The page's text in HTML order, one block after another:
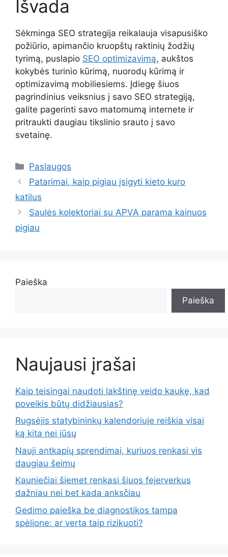
Išvada
Sėkminga SEO strategija reikalauja visapusiško
požiūrio, apimančio kruopštų raktinių žodžių
tyrimą, puslapio SEO optimizavimą, aukštos
kokybės turinio kūrimą, nuorodų kūrimą ir
optimizavimą mobiliesiems. Įdiegę šiuos
pagrindinius veiksnius į savo SEO strategiją,
galite pagerinti savo matomumą internete ir
pritraukti daugiau tikslinio srauto į savo
svetainę.
Kategorijos
Paslaugos
Patarimai, kaip pigiau įsigyti kieto kuro
katilus
Saulės kolektoriai su APVA parama kainuos
pigiau
Paieška
Paieška
Naujausi įrašai
Kaip teisingai naudoti lakštinę veido kaukę, kad
poveikis būtų didžiausias?
Rugsėjis statybininkų kalendoriuje reiškia visai
ką kita nei jūsų
Nauji antkapių sprendimai, kuriuos renkasi vis
daugiau šeimų
Kauniečiai šiemet renkasi šiuos fejerverkus
dažniau nei bet kada anksčiau
Gedimo paieška be diagnostikos tampa
spėlione: ar verta taip rizikuoti?